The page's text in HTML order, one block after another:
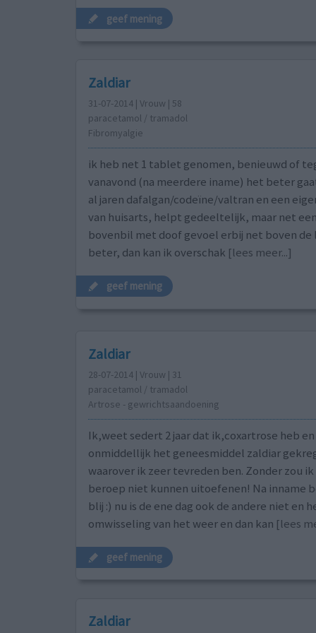
geef mening
Zaldiar
31-07-2014 | Vrouw | 58
paracetamol / tramadol
Fibromyalgie
ik heb net 1 tablet genomen, benieuwd of
vanavond (na meerdere iname) het beter
al jaren dafalgan/codeïne/valtran en een
van huisarts, helpt gedeeltelijk, maar net
bovenbil met doof gevoel erbij net boven
beter, dan kan ik overschak [lees meer...]
geef mening
Zaldiar
28-07-2014 | Vrouw | 31
paracetamol / tramadol
Artrose - gewrichtsaandoening
Ik,weet sedert 2 jaar dat ik,coxartrose heb
onmiddellijk het geneesmiddel zaldiar
waarover ik zeer tevreden ben. Zonder zou
beroep niet kunnen uitoefenen! Na inname
blij :) nu is de ene dag ook de andere niet en
omwisseling van het weer en dan kan [lees
geef mening
Zaldiar